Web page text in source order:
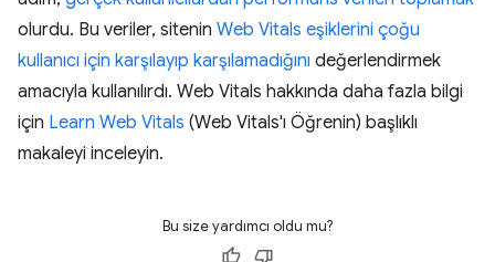
olurdu. Bu veriler, sitenin Web Vitals eşiklerini çoğu
kullanıcı için karşılayıp karşılamadığını değerlendirmek
amacıyla kullanılırdı. Web Vitals hakkında daha fazla bilgi
için Learn Web Vitals (Web Vitals'ı Öğrenin) başlıklı
makaleyi inceleyin.
Bu size yardımcı oldu mu?